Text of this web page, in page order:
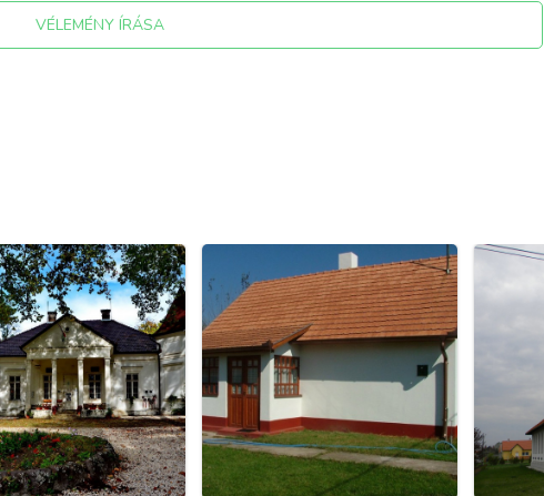
színesebb programokkal bővítjük kínálatunkat (részletek
VÉLEMÉNY ÍRÁSA